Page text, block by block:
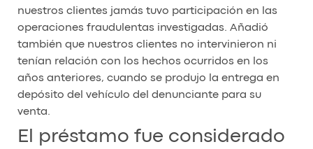
nuestros clientes jamás tuvo participación en las
operaciones fraudulentas investigadas. Añadió
también que nuestros clientes no intervinieron ni
tenían relación con los hechos ocurridos en los
años anteriores, cuando se produjo la entrega en
depósito del vehículo del denunciante para su
venta.
El préstamo fue considerado